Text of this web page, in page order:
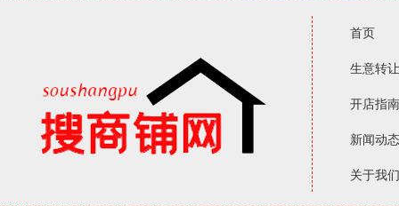
首页
生意转让
开店指南
新闻动态
关于我们